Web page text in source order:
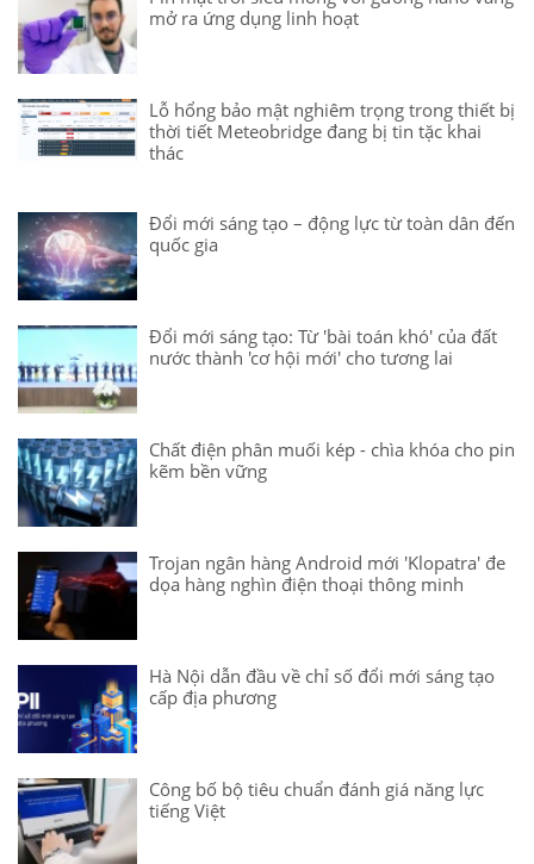
mở ra ứng dụng linh hoạt
Lỗ hổng bảo mật nghiêm trọng trong thiết bị
thời tiết Meteobridge đang bị tin tặc khai
thác
Đổi mới sáng tạo – động lực từ toàn dân đến
quốc gia
Đổi mới sáng tạo: Từ 'bài toán khó' của đất
nước thành 'cơ hội mới' cho tương lai
Chất điện phân muối kép - chìa khóa cho pin
kẽm bền vững
Trojan ngân hàng Android mới 'Klopatra' đe
dọa hàng nghìn điện thoại thông minh
Hà Nội dẫn đầu về chỉ số đổi mới sáng tạo
cấp địa phương
Công bố bộ tiêu chuẩn đánh giá năng lực
tiếng Việt